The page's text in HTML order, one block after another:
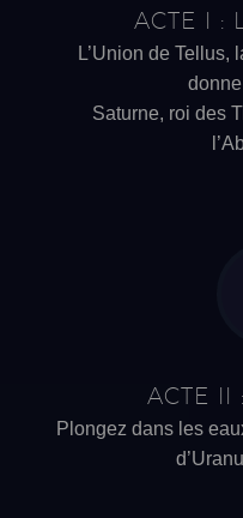
ACTE I :
L’Union de Tellus,
Saturne, roi des
ACTE II
Plongez dans les